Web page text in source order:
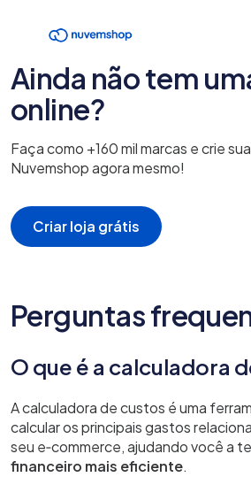
Ainda não tem
online?
Faça como +160 mil marcas e crie
Nuvemshop agora mesmo!
Criar loja grátis
Perguntas
O que é a calculadora
A calculadora de custos é uma
calcular os principais gastos
seu e‑commerce, ajudando você a
financeiro mais eficiente.